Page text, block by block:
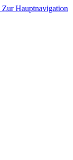
Zur Hauptnavigation